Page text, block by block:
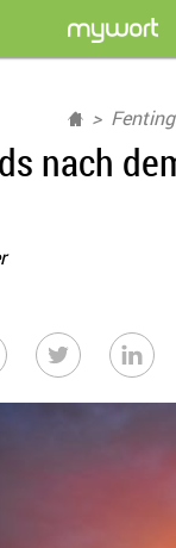
nach